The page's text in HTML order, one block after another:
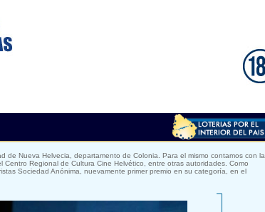
Nueva Helvecia, departamento de Colonia. Para el mismo contamos con la
Regional de Cultura Cine Helvético, entre otras autoridades. Como
Sociedad Anónima, nuevamente primer premio en su categoría, en el